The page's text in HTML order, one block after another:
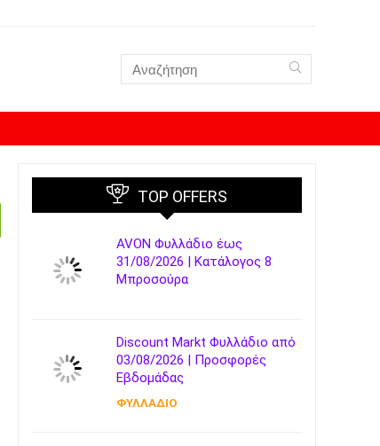
TOP OFFERS
AVON Φυλλάδιο έως
31/08/2026 | Κατάλογος 8
Μπροσούρα
Discount Markt Φυλλάδιο από
03/08/2026 | Προσφορές
Εβδομάδας
ΦΥΛΛΑΔΙΟ